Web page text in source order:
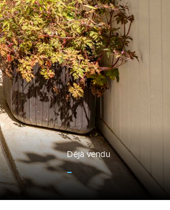
Déjà vendu
-